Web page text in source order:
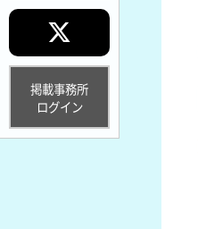
掲載事務所
ログイン